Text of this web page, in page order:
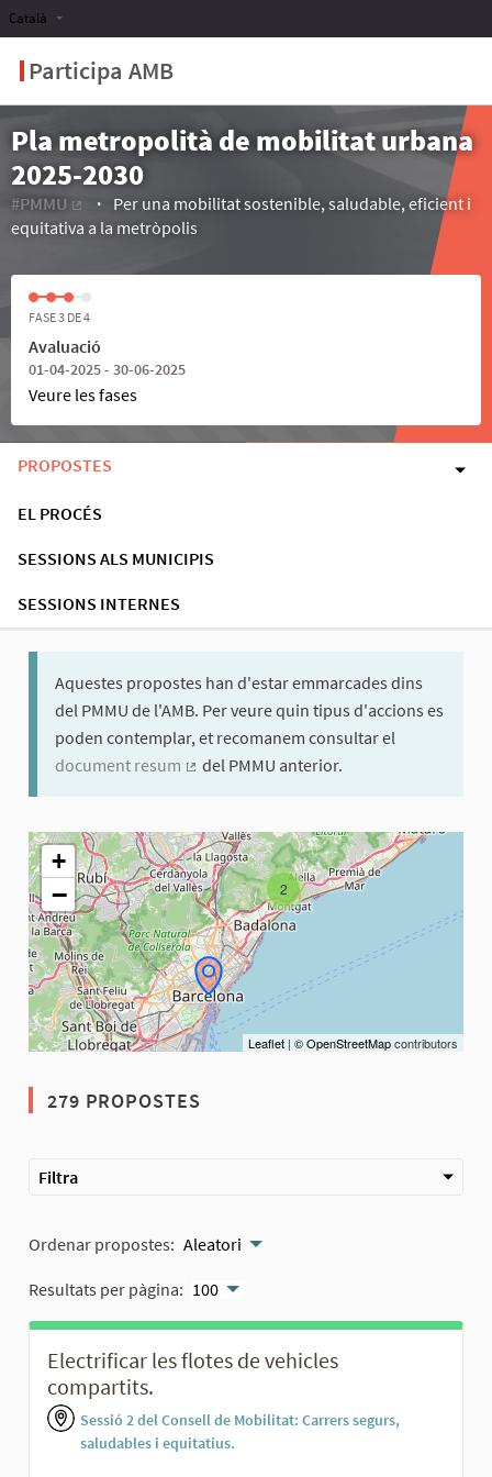
Participa AMB
Català
Pla metropolità de mobilitat urbana
2025-2030
#PMMU
(Enllaç extern)
Per una mobilitat sostenible, saludable, eficient i
equitativa a la metròpolis
FASE 3 DE 4
Avaluació
01-04-2025 - 30-06-2025
Veure les fases
PROPOSTES
EL PROCÉS
SESSIONS ALS MUNICIPIS
SESSIONS INTERNES
Aquestes propostes han d'estar emmarcades dins
del PMMU de l'AMB. Per veure quin tipus d'accions es
poden contemplar, et recomanem consultar el
document resum
del PMMU anterior.
El següent element és un mapa que presenta els
2
+
−
Leaflet | © OpenStreetMapcontributors
279 PROPOSTES
Filtra
Ordenar propostes: Aleatori
Resultats per pàgina: 100
Electrificar les flotes de vehicles
compartits.
Sessió 2 del Consell de Mobilitat: Carrers segurs,
saludables i equitatius.